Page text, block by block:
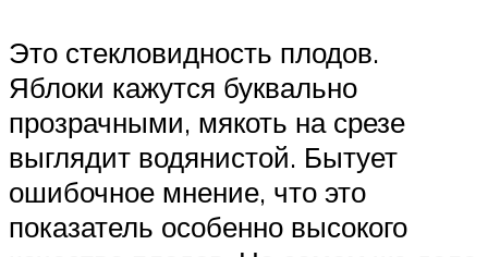
Это стекловидность плодов.
Яблоки кажутся буквально
прозрачными, мякоть на срезе
выглядит водянистой. Бытует
ошибочное мнение, что это
показатель особенно высокого